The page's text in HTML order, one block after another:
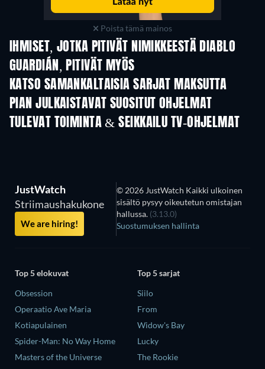
Poista tämä mainos
IHMISET, JOTKA PITIVÄT NIMIKKEESTÄ DIABLO
GUARDIÁN, PITIVÄT MYÖS
TV
KATSO SAMANKALTAISIA SARJAT MAKSUTTA
TV TV
PIAN JULKAISTAVAT SUOSITUT OHJELMAT
TV TV
TULEVAT TOIMINTA & SEIKKAILU TV-OHJELMAT
Kausi 2 Kausi 1
JustWatch
Striimaushakukone
We are hiring!
© 2026 JustWatch Kaikki ulkoinen
sisältö pysyy oikeutetun omistajan
hallussa. (3.13.0)
Suostumuksen hallinta
Top 5 elokuvat
Obsession
Operaatio Ave Maria
Kotiapulainen
Spider-Man: No Way Home
Masters of the Universe
Top 5 sarjat
Siilo
From
Widow's Bay
Lucky
The Rookie